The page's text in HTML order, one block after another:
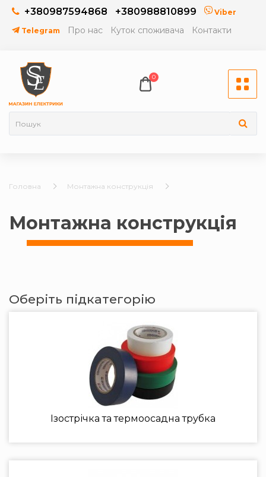
+380987594868 +380988810899 Viber
Telegram Про нас Куток споживача Контакти
0
Головна Монтажна конструкція
Монтажна конструкція
Оберіть підкатегорію
Ізострічка та термоосадна трубка